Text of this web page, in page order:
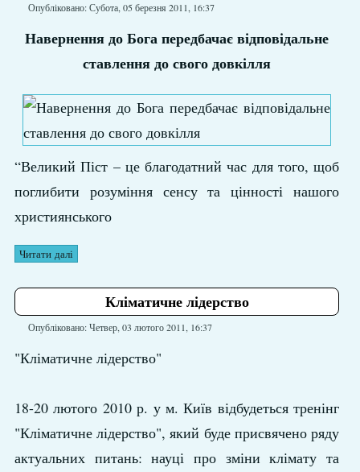
Опубліковано: Субота, 05 березня 2011, 16:37
Навернення до Бога передбачає відповідальне
ставлення до свого довкілля
“Великий Піст – це благодатний час для того, щоб
поглибити розуміння сенсу та цінності нашого
християнського
Читати далі
Кліматичне лідерство
Опубліковано: Четвер, 03 лютого 2011, 16:37
"Кліматичне лідерство"
18-20 лютого 2010 р. у м. Київ відбудеться тренінг
"Кліматичне лідерство", який буде присвячено ряду
актуальних питань: науці про зміни клімату та